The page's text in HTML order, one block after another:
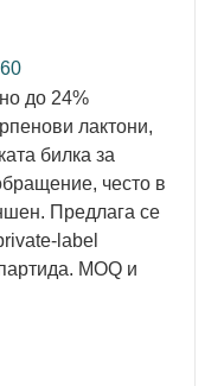
60
до 24%
лактони,
билка за
често в
Предлага се
label
MOQ и